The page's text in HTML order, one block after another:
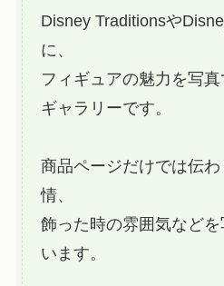
Disney Traditionsや
に、
フィギュアの魅力を写
ギャラリーです。
商品ページだけでは伝
情、
飾った時の雰囲気など
います。